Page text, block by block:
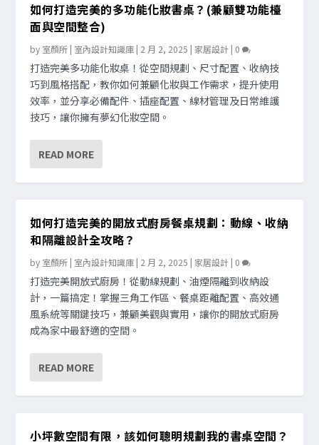
如何打造完美的多功能化妝書桌？(兼顧雙功能檯
面與空間整合)
by 室顏所 | 室內設計知識庫 | 2 月 2, 2025 | 家居設計 | 0
打造完美多功能化妝桌！從空間規劃、尺寸配置、收納技
巧到風格搭配，教你如何兼顧化妝與工作需求，提升使用
效率，並分享必備配件、插座配置、線材管理及日常維護
技巧，讓你擁有夢幻化妝空間。
READ MORE
如何打造完美的開放式廚房餐桌規劃：動線、收納
和隔離設計全攻略？
by 室顏所 | 室內設計知識庫 | 2 月 2, 2025 | 家居設計 | 0
打造完美開放式廚房！從動線規劃、油煙隔離到收納設
計，一篇搞定！掌握三角工作區、餐桌距離配置、高效通
風系統等關鍵技巧，兼顧美觀與實用，讓你的開放式廚房
成為家中最舒適的空間。
READ MORE
小坪數空間有限，該如何聰明規劃我的書桌空間？